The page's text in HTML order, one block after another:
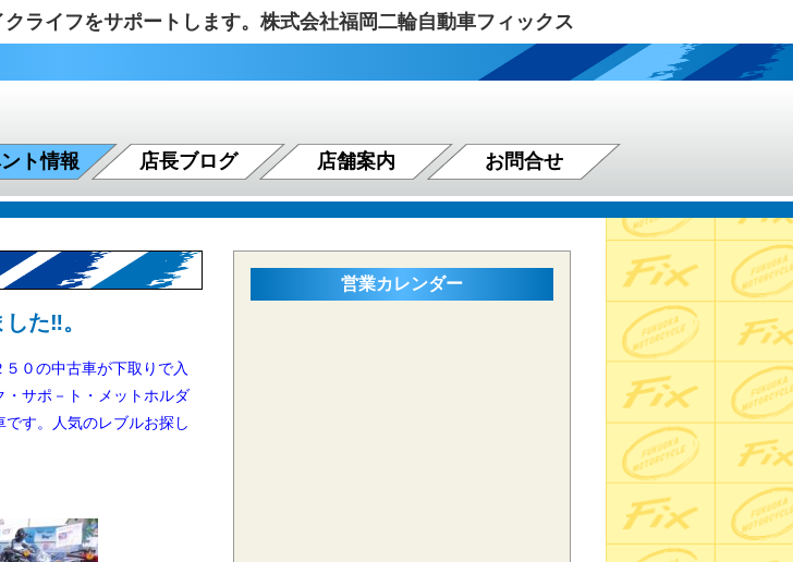
ライフをサポートします。株式会社福岡二輪自動車フィックス
ト情報 店長ブログ 店舗案内 お問合せ
した‼️。
０の中古車が下取りで入
・サポ－ト・メットホルダ
す。人気のレブルお探し
営業カレンダー